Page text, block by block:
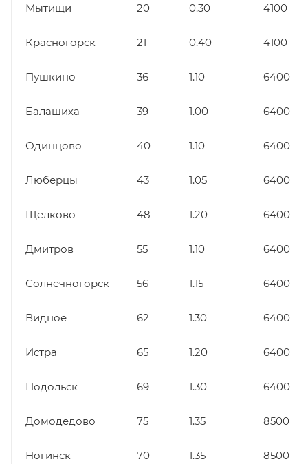
Мытищи 20 0.30 4100
Красногорск 21 0.40 4100
Пушкино 36 1.10 6400
Балашиха 39 1.00 6400
Одинцово 40 1.10 6400
Люберцы 43 1.05 6400
Щёлково 48 1.20 6400
Дмитров 55 1.10 6400
Солнечногорск 56 1.15 6400
Видное 62 1.30 6400
Истра 65 1.20 6400
Подольск 69 1.30 6400
Домодедово 75 1.35 8500
Ногинск 70 1.35 8500